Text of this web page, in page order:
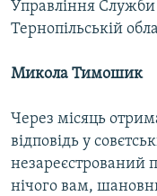
Управління
Тернопільській
Микола Тимошик
Через місяць
відповідь у
незареєстрований
нічого вам,